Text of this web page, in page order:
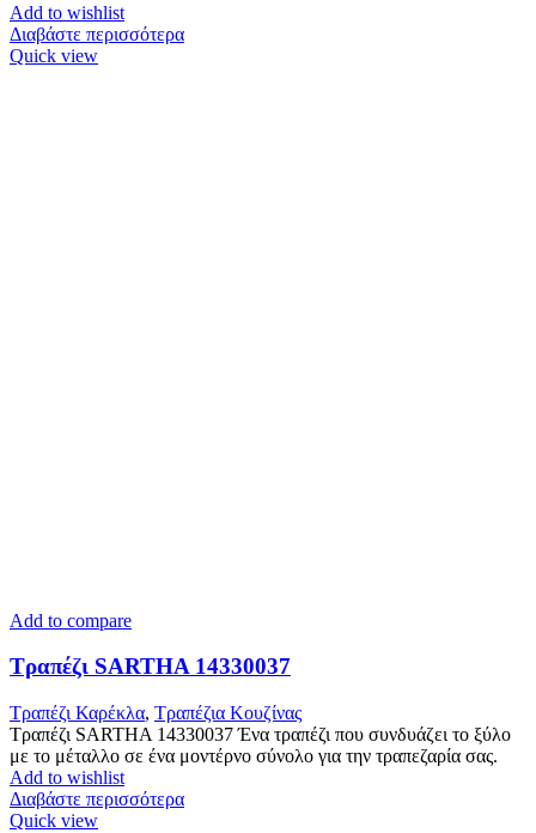
Add to wishlist
Διαβάστε περισσότερα
Quick view
Add to compare
Τραπέζι SARTHA 14330037
Τραπέζι Καρέκλα, Tραπέζια Κουζίνας
Τραπέζι SARTHA 14330037 Ένα τραπέζι που συνδυάζει το ξύλο
με το μέταλλο σε ένα μοντέρνο σύνολο για την τραπεζαρία σας.
Add to wishlist
Διαβάστε περισσότερα
Quick view